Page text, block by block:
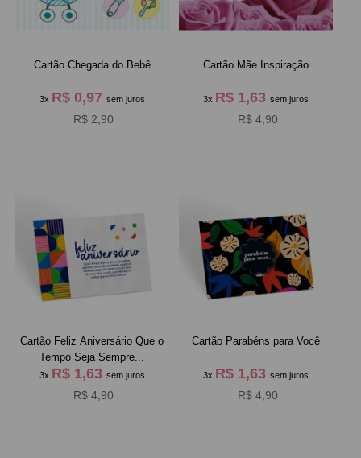
Cartão Chegada do Bebê
3x R$ 0,97 sem juros
R$ 2,90
Cartão Mãe Inspiração
3x R$ 1,63sem juros
R$ 4,90
Cartão Feliz Aniversário Que o
Tempo Seja Sempre...
3x R$ 1,63 sem juros
R$ 4,90
Cartão Parabéns para Você
3x R$ 1,63sem juros
R$ 4,90